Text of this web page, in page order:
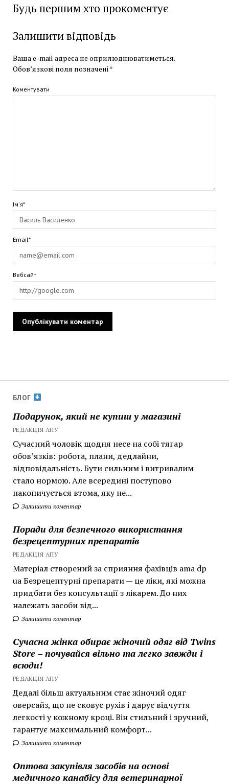
БЛОГ
Подарунок, який не купиш у магазині
РЕДАКЦІЯ АПУ
Сучасний чоловік щодня несе на собі тягар
обов’язків: робота, плани, дедлайни,
відповідальність. Бути сильним і витривалим
стало нормою. Але всередині поступово
накопичується втома, яку не...
Залишити коментар
Поради для безпечного використання
безрецептурних препаратів
РЕДАКЦІЯ АПУ
Матеріал створений за сприяння фахівців ama dp
ua Безрецептурні препарати — це ліки, які можна
придбати без консультації з лікарем. До них
належать засоби від...
Залишити коментар
Сучасна жінка обирає жіночий одяг від Twins
Store – почувайся вільно та легко завжди і
всюди!
РЕДАКЦІЯ АПУ
Дедалі більш актуальним стає жіночий одяг
оверсайз, що не сковує рухів і дарує відчуття
легкості у кожному кроці. Він стильний і зручний,
гарантує максимальний комфорт...
Залишити коментар
Оптова закупівля засобів на основі
медичного канабісу для ветеринарної
Будь першим хто прокоментує
Залишити відповідь
Ваша e-mail адреса не оприлюднюватиметься.
Обов’язкові поля позначені *
Коментувати
Ім'я*
Email*
Вебсайт